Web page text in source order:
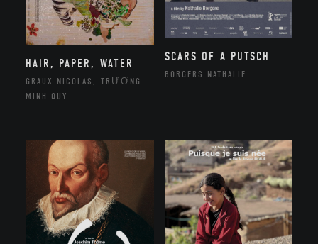
HAIR, PAPER, WATER
GRAUX NICOLAS, TRƯƠNG
MINH QUÝ
SCARS OF A PUTSCH
BORGERS NATHALIE